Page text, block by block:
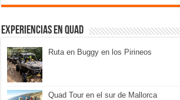
Experiencias en Quad
Ruta en Buggy en los Pirineos
Quad Tour en el sur de Mallorca